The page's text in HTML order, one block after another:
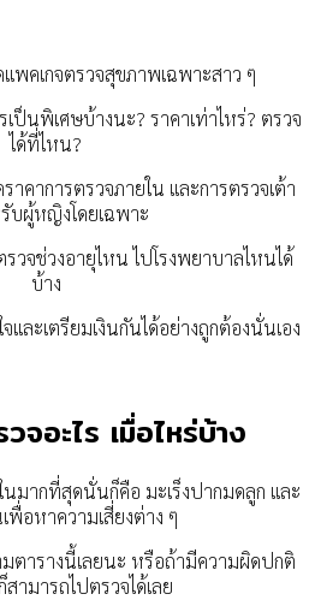
พคเกจตรวจสุขภาพเฉพาะสาว ๆ
เป็นพิเศษบ้างนะ? ราคาเท่าไหร่? ตรวจ
ได้ที่ไหน?
คาการตรวจภายใน และการตรวจเต้า
บผู้หญิงโดยเฉพาะ
วจช่วงอายุไหน ไปโรงพยาบาลไหนได้
บ้าง
และเตรียมเงินกันได้อย่างถูกต้องนั่นเอง
อะไร เมื่อไหร่บ้าง
มากที่สุดนั่นก็คือ มะเร็งปากมดลูก และ
พื่อหาความเสี่ยงต่าง ๆ
มตารางนี้เลยนะ หรือถ้ามีความผิดปกติ
สามารถไปตรวจได้เลย